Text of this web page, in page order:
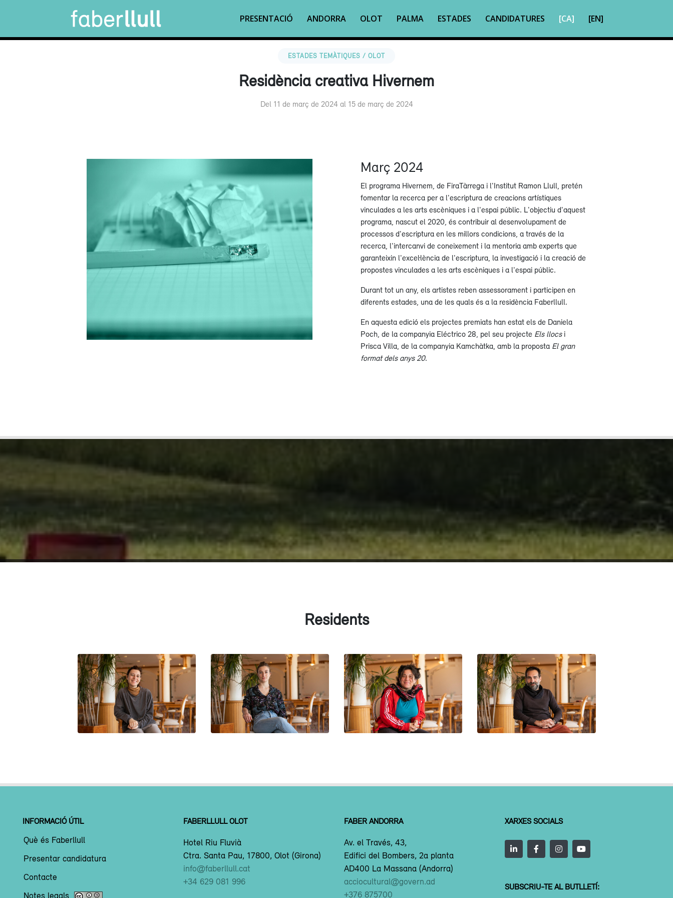
PRESENTACIÓ ANDORRA OLOT PALMA ESTADES CANDIDATURES [CA] [EN]
ESTADES TEMÀTIQUES / OLOT
Residència creativa Hivernem
Del 11 de març de 2024 al 15 de març de 2024
Març 2024
El programa Hivernem, de FiraTàrrega i l'Institut Ramon Llull, pretén
fomentar la recerca per a l'escriptura de creacions artístiques
vinculades a les arts escèniques i a l'espai públic. L'objectiu d'aquest
programa, nascut el 2020, és contribuir al desenvolupament de
processos d'escriptura en les millors condicions, a través de la
recerca, l'intercanvi de coneixement i la mentoria amb experts que
garanteixin l'excel·lència de l'escriptura, la investigació i la creació de
propostes vinculades a les arts escèniques i a l'espai públic.
Durant tot un any, els artistes reben assessorament i participen en
diferents estades, una de les quals és a la residència Faberllull.
En aquesta edició els projectes premiats han estat els de Daniela
Poch, de la companyia Eléctrico 28, pel seu projecte Els llocsi
Prisca Villa, de la companyia Kamchàtka, amb la proposta El gran
format dels anys 20.
Residents
DANIELA POCH CLÀUDIA MIRAMBELL PRISCA VILLA LLUÍS PETIT
INFORMACIÓ ÚTIL
Què és Faberllull
Presentar candidatura
Contacte
Notes legals
FABERLLULL OLOT
Hotel Riu Fluvià
Ctra. Santa Pau, 17800, Olot (Girona)
info@faberllull.cat
+34 629 081 996
FABER ANDORRA
Av. el Través, 43,
Edifici del Bombers, 2a planta
AD400 La Massana (Andorra)
acciocultural@govern.ad
+376 875700
XARXES SOCIALS
SUBSCRIU-TE AL BUTLLETÍ: